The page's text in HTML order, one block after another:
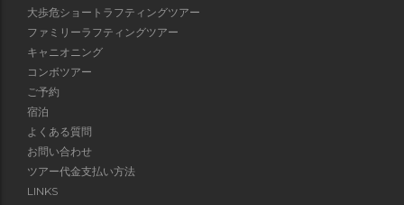
大歩危ショートラフティングツアー
ファミリーラフティングツアー
キャニオニング
コンボツアー
ご予約
宿泊
よくある質問
お問い合わせ
ツアー代金支払い方法
LINKS